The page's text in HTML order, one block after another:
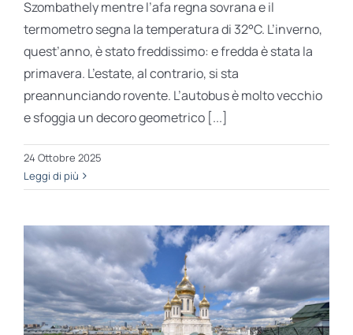
Szombathely mentre l’afa regna sovrana e il
termometro segna la temperatura di 32°C. L’inverno,
quest’anno, è stato freddissimo: e fredda è stata la
primavera. L’estate, al contrario, si sta
preannunciando rovente. L’autobus è molto vecchio
e sfoggia un decoro geometrico [...]
24 Ottobre 2025
Leggi di più